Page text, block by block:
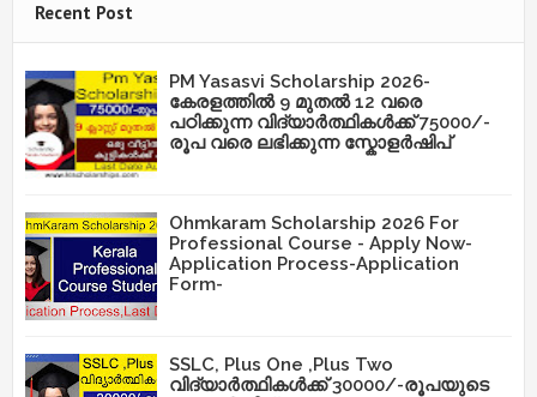
Recent Post
PM Yasasvi Scholarship 2026-
കേരളത്തിൽ 9 മുതൽ 12 വരെ
പഠിക്കുന്ന വിദ്യാർത്ഥികൾക്ക് 75000/-
രൂപ വരെ ലഭിക്കുന്ന സ്കോളർഷിപ്
Ohmkaram Scholarship 2026 For
Professional Course - Apply Now-
Application Process-Application
Form-
SSLC, Plus One ,Plus Two
വിദ്യാർത്ഥികൾക്ക് 30000/-രൂപയുടെ